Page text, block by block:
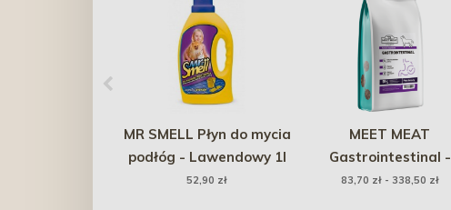
MR SMELL Płyn do mycia
podłóg - Lawendowy 1l
52,90 zł
MEET MEAT
Gastrointestinal -
Zdrowie Układu
83,70 zł - 338,50 zł